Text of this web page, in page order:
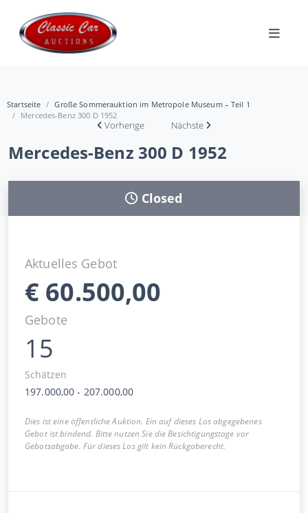
Startseite
Große Sommerauktion im Metropole Museum – Teil 1
Mercedes-Benz 300 D 1952
Vorherige Nächste
Mercedes-Benz 300 D 1952
Closed
Aktuelles Gebot
€ 60.500,00
Gebote
15
Schätzen
197.000,00 - 207.000,00
Dies ist eine öffentliche Auktion. Ein auf dieses Los abgegebenes
Gebot ist bindend. Bitte nutzen Sie die Besichtigungstage vor
Gebotsabgabe. Für dieses Los gilt kein Rückgaberecht.